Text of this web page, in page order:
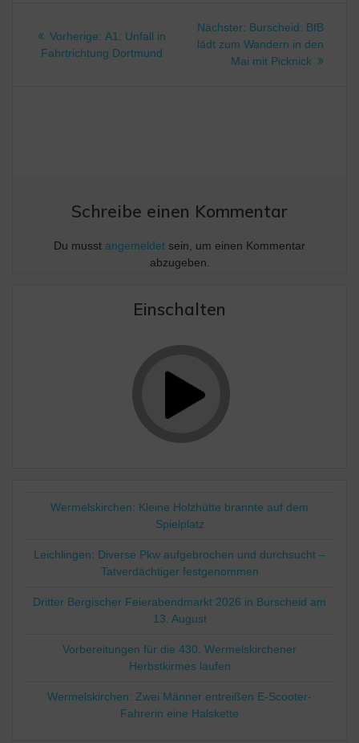
Beitragsnavigation
Vorherige: Vorheriger
Beitrag:
A1: Unfall in
Fahrtrichtung Dortmund
Nächster: Nächster
Beitrag:
Burscheid: BfB
lädt zum Wandern in den
Mai mit Picknick
Schreibe einen Kommentar
Du musst angemeldet sein, um einen Kommentar
abzugeben.
Einschalten
Wermelskirchen: Kleine Holzhütte brannte auf dem
Spielplatz
Leichlingen: Diverse Pkw aufgebrochen und durchsucht –
Tatverdächtiger festgenommen
Dritter Bergischer Feierabendmarkt 2026 in Burscheid am
13. August
Vorbereitungen für die 430. Wermelskirchener
Herbstkirmes laufen
Wermelskirchen: Zwei Männer entreißen E-Scooter-
Fahrerin eine Halskette